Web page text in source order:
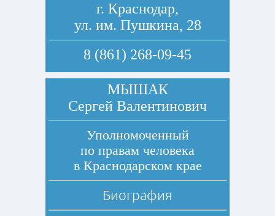
г. Краснодар,
ул. им. Пушкина, 28
8 (861) 268-09-45
МЫШАК
Сергей Валентинович
Уполномоченный
по правам человека
в Краснодарском крае
Биография